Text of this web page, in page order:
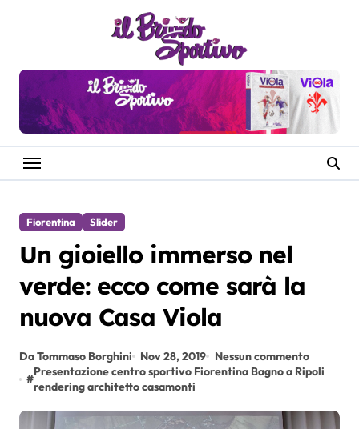
Fiorentina Slider
Un gioiello immerso nel
verde: ecco come sarà la
nuova Casa Viola
Da Tommaso Borghini Nov 28, 2019
Nessun commento
#
Presentazione centro sportivo Fiorentina Bagno a Ripoli
rendering architetto casamonti